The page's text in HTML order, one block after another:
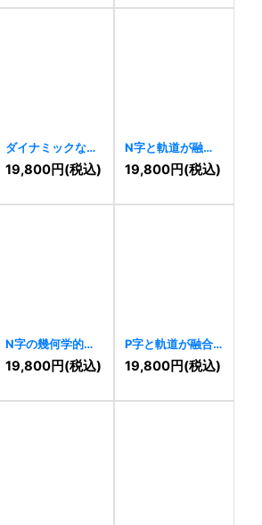
ダイナミックな交
差ラインロゴ
11354 ]
19,800円(税込)
N字と軌道が融合
した躍動的成長ロ
ゴ [ 11348 ]
19,800円(税込)
N字の幾何学的先
進的グラデーショ
ンロゴ [11340]
19,800円(税込)
P字と軌道が融合
する先進的な飛躍
ロゴ 11338]
19,800円(税込)